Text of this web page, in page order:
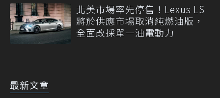
北美市場率先停售！Lexus LS
將於供應市場取消純燃油版，
全面改採單一油電動力
最新文章